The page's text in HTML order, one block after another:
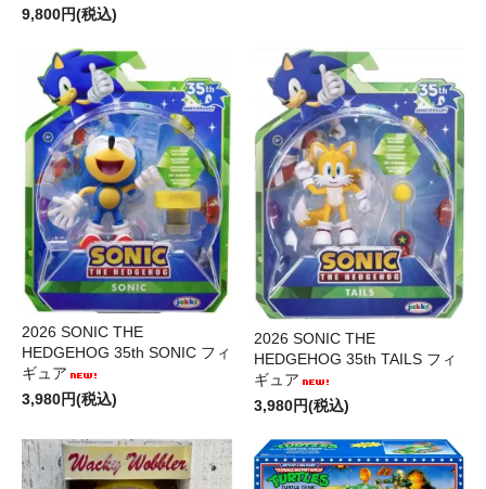
9,800円(税込)
2026 SONIC THE
HEDGEHOG 35th SONIC フィ
ギュア
3,980円(税込)
2026 SONIC THE
HEDGEHOG 35th TAILS フィ
ギュア
3,980円(税込)